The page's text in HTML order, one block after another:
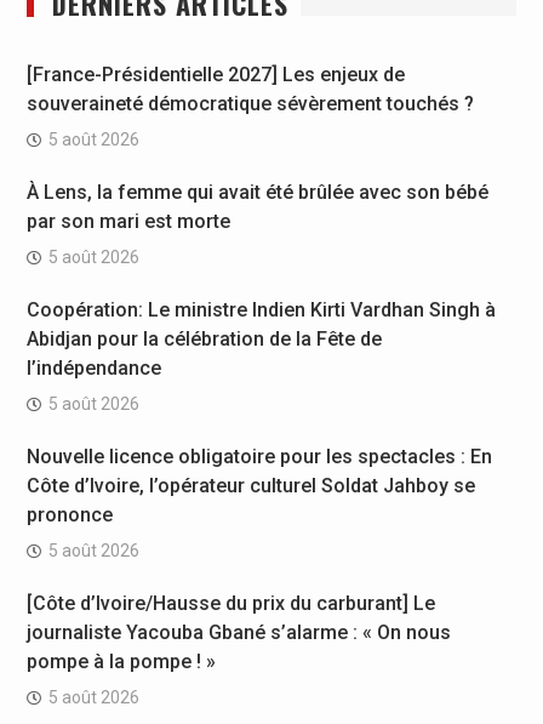
[France-Présidentielle 2027] Les enjeux de
souveraineté démocratique sévèrement touchés ?
5 août 2026
À Lens, la femme qui avait été brûlée avec son bébé
par son mari est morte
5 août 2026
Coopération: Le ministre Indien Kirti Vardhan Singh à
Abidjan pour la célébration de la Fête de
l’indépendance
5 août 2026
Nouvelle licence obligatoire pour les spectacles : En
Côte d’Ivoire, l’opérateur culturel Soldat Jahboy se
prononce
5 août 2026
[Côte d’Ivoire/Hausse du prix du carburant] Le
journaliste Yacouba Gbané s’alarme : « On nous
pompe à la pompe ! »
5 août 2026